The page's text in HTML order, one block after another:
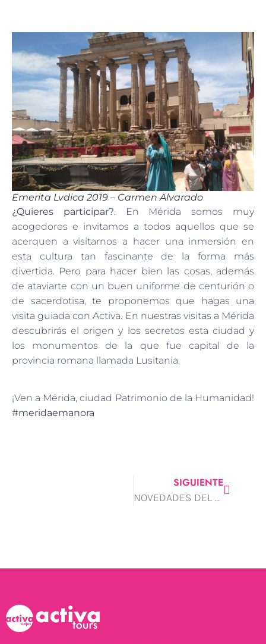
Emerita Lvdica 2019 – Carmen Alvarado
¿Quieres participar?. En Mérida somos muy
acogedores e invitamos a todos aquellos que se
acerquen a visitarnos a hacer una inmersión en
esta cultura tan fascinante de la forma más
divertida. Pero para hacer bien las cosas, además
de ataviarte con un buen uniforme de centurión o
de sacerdotisa, te proponemos que hagas una
visita guiada con Activa. En nuestras visitas a Mérida
descubrirás el origen y los secretos esta ciudad y
los monumentos de la que fue capital de la
provincia romana llamada Lusitania.
¡Ven a Mérida, ciudad Patrimonio de la Humanidad!
#meridaemanora
SIGUIENTE
NOVEDADES DEL MES DE OCTUBRE EN CÁCERES